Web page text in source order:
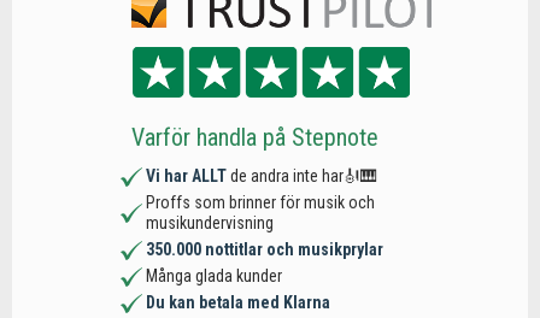
Varför handla på Stepnote
Vi har ALLTde andra inte har🎻🎹
Proffs som brinner för musik och
musikundervisning
350.000 nottitlar och musikprylar
Många glada kunder
Du kan betala med Klarna